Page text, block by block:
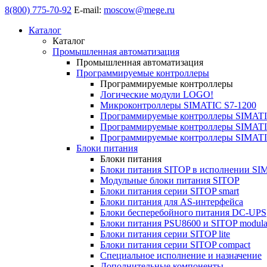
8(800) 775-70-92 E-mail: moscow@mege.ru
Каталог
Каталог
Промышленная автоматизация
Промышленная автоматизация
Программируемые контроллеры
Программируемые контроллеры
Логические модули LOGO!
Микроконтроллеры SIMATIC S7-1200
Программируемые контроллеры
Программируемые контроллеры
Программируемые контроллеры
Блоки питания
Блоки питания
Блоки питания SITOP в исполнении
Модульные блоки питания SITOP
Блоки питания серии SITOP smart
Блоки питания для AS-интерфейса
Блоки бесперебойного питания DC-UPS
Блоки питания PSU8600 и SITOP
Блоки питания серии SITOP lite
Блоки питания серии SITOP compact
Специальное исполнение и назначение